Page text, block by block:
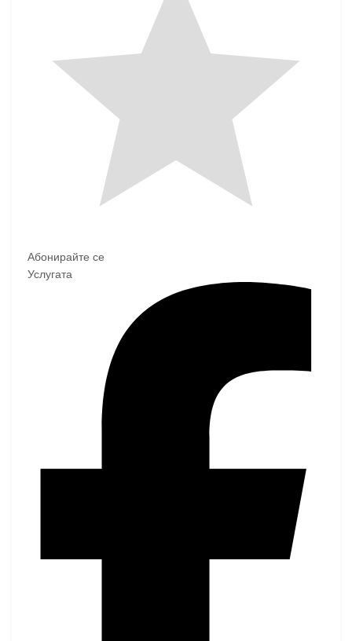
Абонирайте се
Услугата